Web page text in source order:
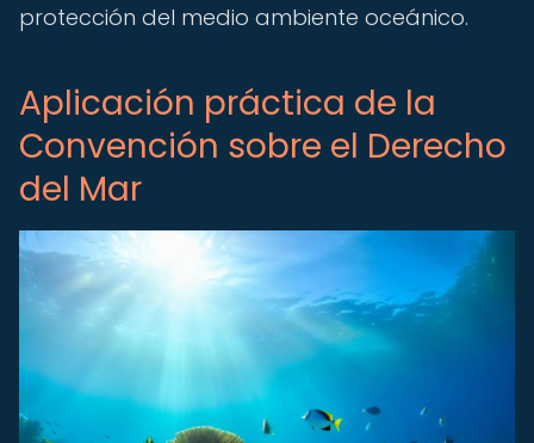
protección del medio ambiente oceánico.
Aplicación práctica de la
Convención sobre el Derecho
del Mar